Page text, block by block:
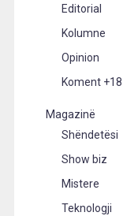
Editorial
Kolumne
Opinion
Koment +18
Magazinë
Shëndetësi
Show biz
Mistere
Teknologji